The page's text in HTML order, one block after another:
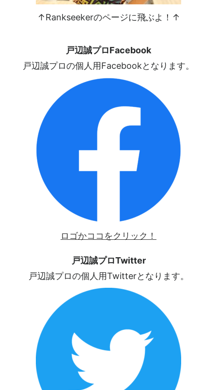
↑Rankseekerのページに飛ぶよ！↑
戸辺誠プロFacebook
戸辺誠プロの個人用Facebookとなります。
ロゴかココをクリック！
戸辺誠プロTwitter
戸辺誠プロの個人用Twitterとなります。